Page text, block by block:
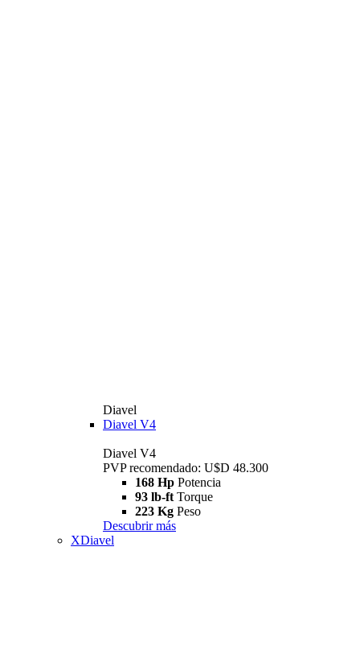
Diavel
Diavel V4
Diavel V4
PVP recomendado: U$D 48.300
168 Hp Potencia
93 lb-ft Torque
223 Kg Peso
Descubrir más
XDiavel